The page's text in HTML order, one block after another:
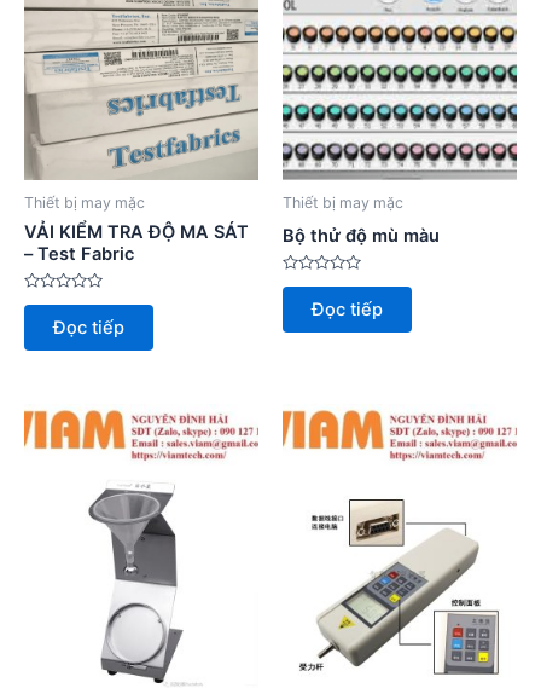
Thiết bị may mặc
VẢI KIỂM TRA ĐỘ MA SÁT
– Test Fabric
Được
hạng
0
Đọc tiếp
Thiết bị may mặc
Bộ thử độ mù màu
Được
hạng
0
Đọc tiếp